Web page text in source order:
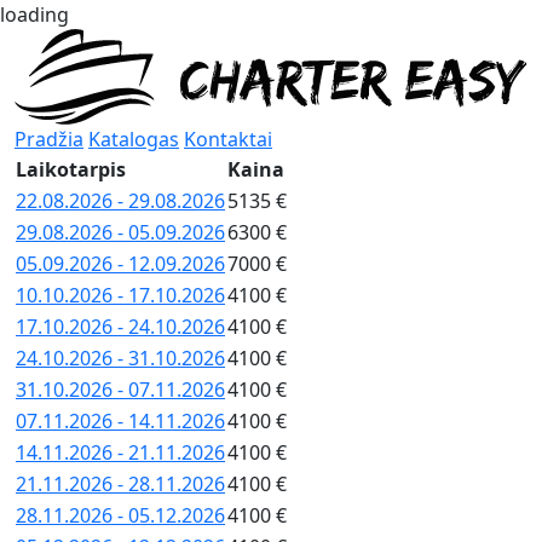
loading
Pradžia Katalogas Kontaktai
Laikotarpis
Kaina
22.08.2026 - 29.08.20265135 €
29.08.2026 - 05.09.20266300 €
05.09.2026 - 12.09.20267000 €
10.10.2026 - 17.10.20264100 €
17.10.2026 - 24.10.20264100 €
24.10.2026 - 31.10.20264100 €
31.10.2026 - 07.11.20264100 €
07.11.2026 - 14.11.20264100 €
14.11.2026 - 21.11.20264100 €
21.11.2026 - 28.11.20264100 €
28.11.2026 - 05.12.20264100 €